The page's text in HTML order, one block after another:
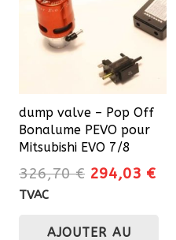
dump valve – Pop Off
Bonalume PEVO pour
Mitsubishi EVO 7/8
326,70€ Le
était :
294,03 €Le
TVAC
AJOUTER AU